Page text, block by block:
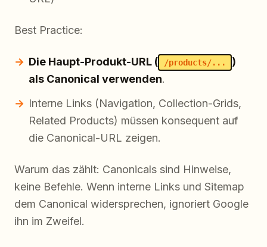
Best Practice:
Die Haupt-Produkt-URL ( /products/...
)
als Canonical verwenden.
Interne Links (Navigation, Collection-Grids,
Related Products) müssen konsequent auf
die Canonical-URL zeigen.
Warum das zählt: Canonicals sind Hinweise,
keine Befehle. Wenn interne Links und Sitemap
dem Canonical widersprechen, ignoriert Google
ihn im Zweifel.